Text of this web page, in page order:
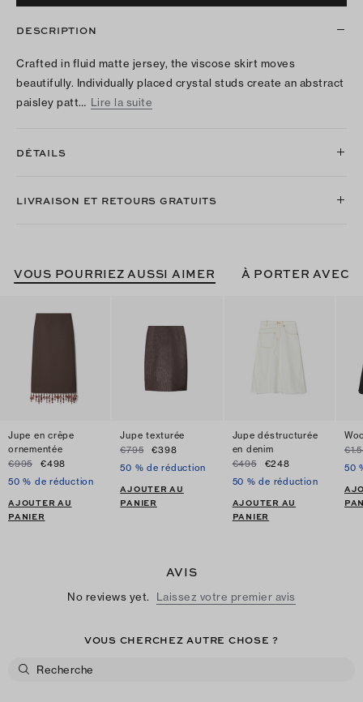
DESCRIPTION
Crafted in fluid matte jersey, the viscose skirt moves
beautifully. Individually placed crystal studs create an abstract
paisley patt… Lire la suite
DÉTAILS
LIVRAISON ET RETOURS GRATUITS
VOUS POURRIEZ AUSSI AIMER À PORTER AVEC
Jupe en crêpe
ornementée
€995
€498
50 % de réduction
AJOUTER AU
PANIER
Jupe texturée
€795
€398
50 % de réduction
AJOUTER AU
PANIER
Jupe déstructurée
en denim
€495
€248
50 % de réduction
AJOUTER AU
PANIER
50
AVIS
No reviews yet. Laissez votre premier avis
VOUS CHERCHEZ AUTRE CHOSE ?